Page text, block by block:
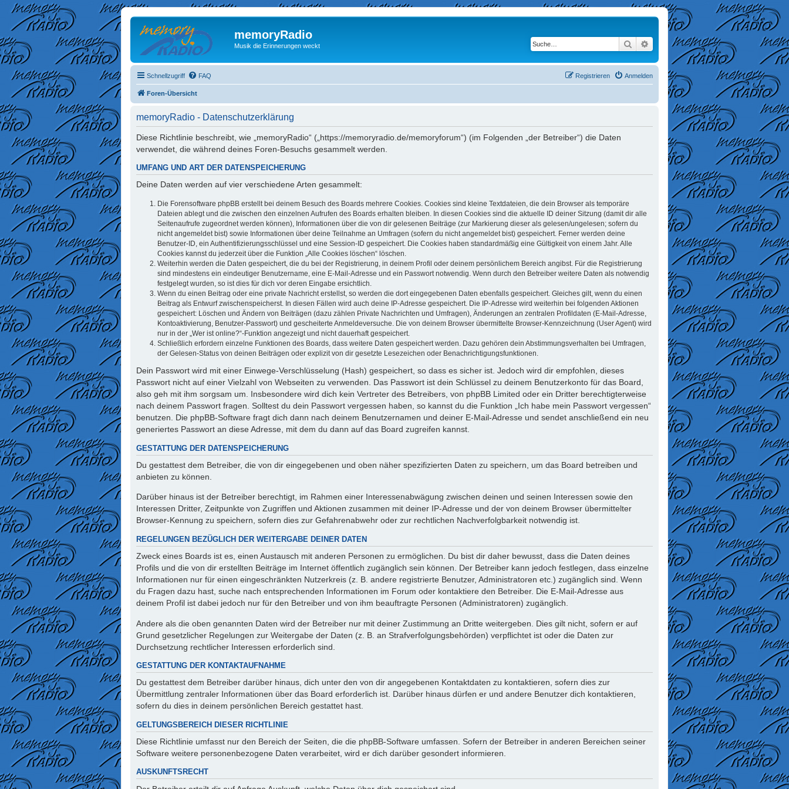
memoryRadio
Musik die Erinnerungen weckt Suche Erweiterte Suche
Schnellzugriff FAQ Anmelden
Registrieren
Foren-Übersicht
memoryRadio - Datenschutzerklärung
Diese Richtlinie beschreibt, wie „memoryRadio“ („https://memoryradio.de/memoryforum“) (im Folgenden „der Betreiber“) die Daten
verwendet, die während deines Foren-Besuchs gesammelt werden.
UMFANG UND ART DER DATENSPEICHERUNG
Deine Daten werden auf vier verschiedene Arten gesammelt:
Die Forensoftware phpBB erstellt bei deinem Besuch des Boards mehrere Cookies. Cookies sind kleine Textdateien, die dein Browser als temporäre
Dateien ablegt und die zwischen den einzelnen Aufrufen des Boards erhalten bleiben. In diesen Cookies sind die aktuelle ID deiner Sitzung (damit dir alle
Seitenaufrufe zugeordnet werden können), Informationen über die von dir gelesenen Beiträge (zur Markierung dieser als gelesen/ungelesen; sofern du
nicht angemeldet bist) sowie Informationen über deine Teilnahme an Umfragen (sofern du nicht angemeldet bist) gespeichert. Ferner werden deine
Benutzer-ID, ein Authentifizierungsschlüssel und eine Session-ID gespeichert. Die Cookies haben standardmäßig eine Gültigkeit von einem Jahr. Alle
Cookies kannst du jederzeit über die Funktion „Alle Cookies löschen“ löschen.
Weiterhin werden die Daten gespeichert, die du bei der Registrierung, in deinem Profil oder deinem persönlichem Bereich angibst. Für die Registrierung
sind mindestens ein eindeutiger Benutzername, eine E-Mail-Adresse und ein Passwort notwendig. Wenn durch den Betreiber weitere Daten als notwendig
festgelegt wurden, so ist dies für dich vor deren Eingabe ersichtlich.
Wenn du einen Beitrag oder eine private Nachricht erstellst, so werden die dort eingegebenen Daten ebenfalls gespeichert. Gleiches gilt, wenn du einen
Beitrag als Entwurf zwischenspeicherst. In diesen Fällen wird auch deine IP-Adresse gespeichert. Die IP-Adresse wird weiterhin bei folgenden Aktionen
gespeichert: Löschen und Ändern von Beiträgen (dazu zählen Private Nachrichten und Umfragen), Änderungen an zentralen Profildaten (E-Mail-Adresse,
Kontoaktivierung, Benutzer-Passwort) und gescheiterte Anmeldeversuche. Die von deinem Browser übermittelte Browser-Kennzeichnung (User Agent) wird
nur in der „Wer ist online?“-Funktion angezeigt und nicht dauerhaft gespeichert.
Schließlich erfordern einzelne Funktionen des Boards, dass weitere Daten gespeichert werden. Dazu gehören dein Abstimmungsverhalten bei Umfragen,
der Gelesen-Status von deinen Beiträgen oder explizit von dir gesetzte Lesezeichen oder Benachrichtigungsfunktionen.
Dein Passwort wird mit einer Einwege-Verschlüsselung (Hash) gespeichert, so dass es sicher ist. Jedoch wird dir empfohlen, dieses
Passwort nicht auf einer Vielzahl von Webseiten zu verwenden. Das Passwort ist dein Schlüssel zu deinem Benutzerkonto für das Board,
also geh mit ihm sorgsam um. Insbesondere wird dich kein Vertreter des Betreibers, von phpBB Limited oder ein Dritter berechtigterweise
nach deinem Passwort fragen. Solltest du dein Passwort vergessen haben, so kannst du die Funktion „Ich habe mein Passwort vergessen“
benutzen. Die phpBB-Software fragt dich dann nach deinem Benutzernamen und deiner E-Mail-Adresse und sendet anschließend ein neu
generiertes Passwort an diese Adresse, mit dem du dann auf das Board zugreifen kannst.
GESTATTUNG DER DATENSPEICHERUNG
Du gestattest dem Betreiber, die von dir eingegebenen und oben näher spezifizierten Daten zu speichern, um das Board betreiben und
anbieten zu können.
Darüber hinaus ist der Betreiber berechtigt, im Rahmen einer Interessenabwägung zwischen deinen und seinen Interessen sowie den
Interessen Dritter, Zeitpunkte von Zugriffen und Aktionen zusammen mit deiner IP-Adresse und der von deinem Browser übermittelter
Browser-Kennung zu speichern, sofern dies zur Gefahrenabwehr oder zur rechtlichen Nachverfolgbarkeit notwendig ist.
REGELUNGEN BEZÜGLICH DER WEITERGABE DEINER DATEN
Zweck eines Boards ist es, einen Austausch mit anderen Personen zu ermöglichen. Du bist dir daher bewusst, dass die Daten deines
Profils und die von dir erstellten Beiträge im Internet öffentlich zugänglich sein können. Der Betreiber kann jedoch festlegen, dass einzelne
Informationen nur für einen eingeschränkten Nutzerkreis (z. B. andere registrierte Benutzer, Administratoren etc.) zugänglich sind. Wenn
du Fragen dazu hast, suche nach entsprechenden Informationen im Forum oder kontaktiere den Betreiber. Die E-Mail-Adresse aus
deinem Profil ist dabei jedoch nur für den Betreiber und von ihm beauftragte Personen (Administratoren) zugänglich.
Andere als die oben genannten Daten wird der Betreiber nur mit deiner Zustimmung an Dritte weitergeben. Dies gilt nicht, sofern er auf
Grund gesetzlicher Regelungen zur Weitergabe der Daten (z. B. an Strafverfolgungsbehörden) verpflichtet ist oder die Daten zur
Durchsetzung rechtlicher Interessen erforderlich sind.
GESTATTUNG DER KONTAKTAUFNAHME
Du gestattest dem Betreiber darüber hinaus, dich unter den von dir angegebenen Kontaktdaten zu kontaktieren, sofern dies zur
Übermittlung zentraler Informationen über das Board erforderlich ist. Darüber hinaus dürfen er und andere Benutzer dich kontaktieren,
sofern du dies in deinem persönlichen Bereich gestattet hast.
GELTUNGSBEREICH DIESER RICHTLINIE
Diese Richtlinie umfasst nur den Bereich der Seiten, die die phpBB-Software umfassen. Sofern der Betreiber in anderen Bereichen seiner
Software weitere personenbezogene Daten verarbeitet, wird er dich darüber gesondert informieren.
AUSKUNFTSRECHT